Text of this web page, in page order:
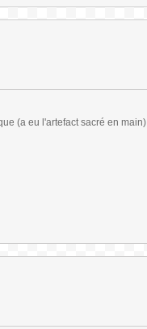
(a eu l'artefact sacré en